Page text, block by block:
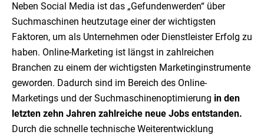
Neben Social Media ist das „Gefundenwerden“ über
Suchmaschinen heutzutage einer der wichtigsten
Faktoren, um als Unternehmen oder Dienstleister Erfolg zu
haben. Online-Marketing ist längst in zahlreichen
Branchen zu einem der wichtigsten Marketinginstrumente
geworden. Dadurch sind im Bereich des Online-
Marketings und der Suchmaschinenoptimierung in den
letzten zehn Jahren zahlreiche neue Jobs entstanden.
Durch die schnelle technische Weiterentwicklung